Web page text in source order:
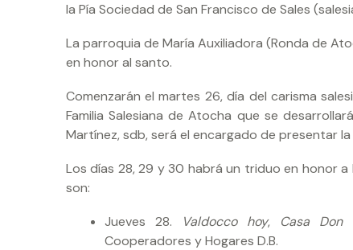
la Pía Sociedad de San Francisco de Sales
La parroquia de María Auxiliadora (Ronda de
en honor al santo.
Comenzarán el martes 26, día del carisma
Familia Salesiana de Atocha que se
Martínez, sdb, será el encargado de presentar
Los días 28, 29 y 30 habrá un triduo en honor
son:
Jueves 28.
Valdocco hoy, Casa Don
Cooperadores y Hogares D.B.